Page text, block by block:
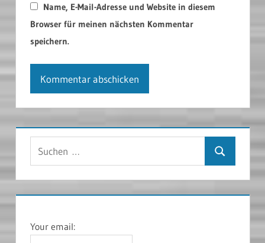
Name, E-Mail-Adresse und Website in diesem
Browser für meinen nächsten Kommentar
speichern.
Suchen
Your email: